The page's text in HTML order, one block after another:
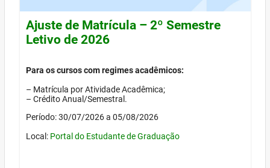
Ajuste de Matrícula – 2º Semestre
Letivo de 2026
Para os cursos com regimes acadêmicos:
– Matrícula por Atividade Acadêmica;
– Crédito Anual/Semestral.
Período: 30/07/2026 a 05/08/2026
Local: Portal do Estudante de Graduação